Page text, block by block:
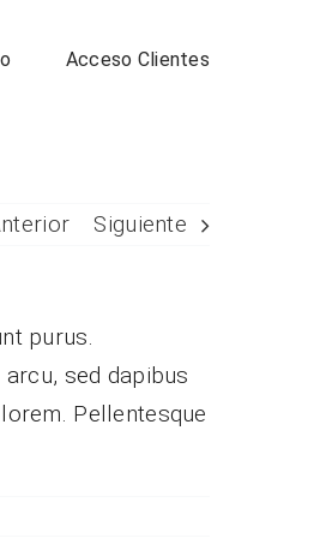
Acceso Clientes
Siguiente
purus.
sed dapibus
Pellentesque